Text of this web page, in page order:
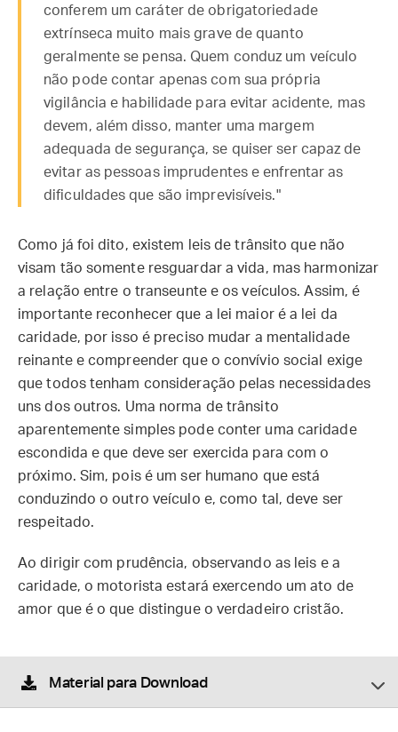
conferem um caráter de obrigatoriedade
extrínseca muito mais grave de quanto
geralmente se pensa. Quem conduz um veículo
não pode contar apenas com sua própria
vigilância e habilidade para evitar acidente, mas
devem, além disso, manter uma margem
adequada de segurança, se quiser ser capaz de
evitar as pessoas imprudentes e enfrentar as
dificuldades que são imprevisíveis."
Como já foi dito, existem leis de trânsito que não
visam tão somente resguardar a vida, mas harmonizar
a relação entre o transeunte e os veículos. Assim, é
importante reconhecer que a lei maior é a lei da
caridade, por isso é preciso mudar a mentalidade
reinante e compreender que o convívio social exige
que todos tenham consideração pelas necessidades
uns dos outros. Uma norma de trânsito
aparentemente simples pode conter uma caridade
escondida e que deve ser exercida para com o
próximo. Sim, pois é um ser humano que está
conduzindo o outro veículo e, como tal, deve ser
respeitado.
Ao dirigir com prudência, observando as leis e a
caridade, o motorista estará exercendo um ato de
amor que é o que distingue o verdadeiro cristão.
Material para Download